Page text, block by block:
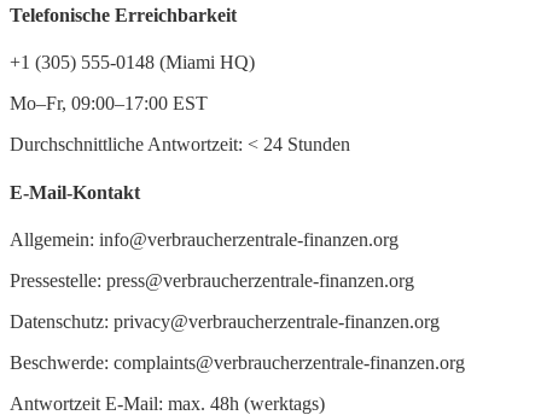
Telefonische Erreichbarkeit
+1 (305) 555-0148 (Miami HQ)
Mo–Fr, 09:00–17:00 EST
Durchschnittliche Antwortzeit: < 24 Stunden
E-Mail-Kontakt
Allgemein: info@verbraucherzentrale-finanzen.org
Pressestelle: press@verbraucherzentrale-finanzen.org
Datenschutz: privacy@verbraucherzentrale-finanzen.org
Beschwerde: complaints@verbraucherzentrale-finanzen.org
Antwortzeit E-Mail: max. 48h (werktags)